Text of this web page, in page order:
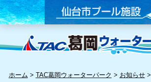
ホーム > TAC葛岡ウォーターパーク > お知らせ>